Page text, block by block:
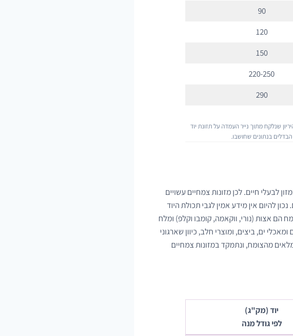
90
120
150
220-250
290
שנלקח מתוך נייר העמדה על תזונת יוד
בנתונים שחושבו.
לבעלי חיים. לכן מזונות צמחיים עשויים
להיום אין מידע אמין לגבי תכולת היוד
הם אצות (נורי, ווקאמה, קומבו וקלפ) ומלח
ים, ביצים, ומוצרי חלב, כיוון שארגוני
מהצומח, ונתמקד במזונות צמחיים
יוד (מק"ג)
לפי גודל מנה